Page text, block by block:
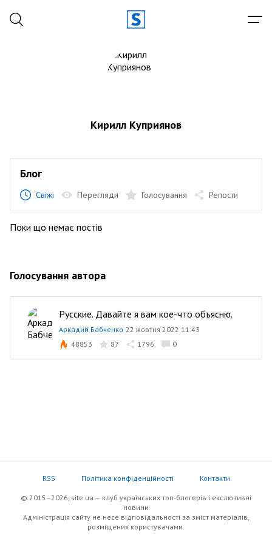
Кирилл Куприянов
Блог
Свіжі Перегляди Голосування Репости
Поки що немає постів
Голосування автора
Русские. Давайте я вам кое-что объясню.
Аркадий Бабченко 22 жовтня 2022 11:43
48853
87 1796 0
RSS Політика конфіденційності Контакти
© 2015–2026, site.ua — клуб українських топ-блогерів i екслюзивнi
новини
Адміністрація сайту не несе відповідальності за зміст матеріалів,
розміщених користувачами.